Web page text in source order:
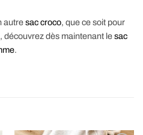
autresac croco, que ce soit pour
découvrez dès maintenant lesac
.